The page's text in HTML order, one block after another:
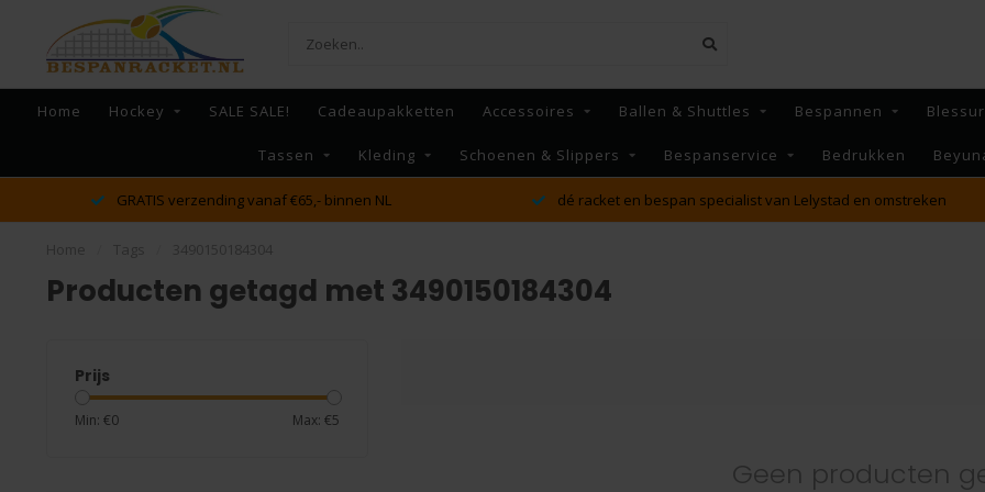
Home Hockey SALE SALE! Cadeaupakketten Accessoires Ballen & Shuttles Bespannen
Tassen Kleding Schoenen & Slippers Bespanservice Bedrukken
GRATIS verzending vanaf €65,- binnen NL dé racket en bespan specialist van Lelystad en omstreken
Producten getagd met 3490150184304
Prijs
Min: €0 Max: €5
Geen producten